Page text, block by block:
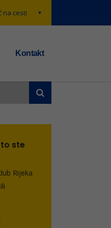
na cesti
Kontakt
ste
Rijeka